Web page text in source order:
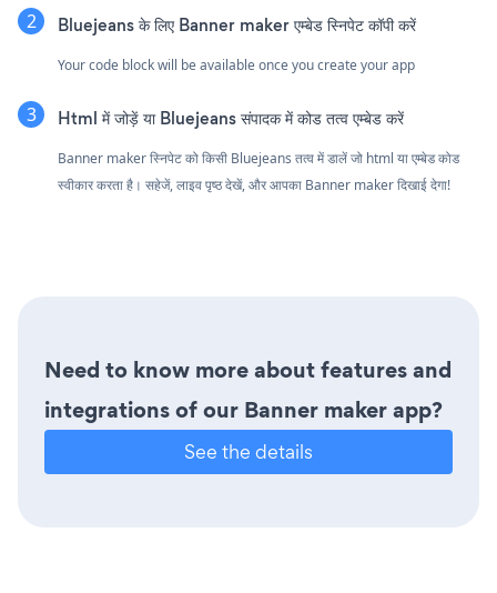
Bluejeans के लिए Banner maker एम्बेड स्निपेट कॉपी करें
Your code block will be available once you create your app
Html में जोड़ें या Bluejeans संपादक में कोड तत्व एम्बेड करें
Banner maker स्निपेट को किसी Bluejeans तत्व में डालें जो html या एम्बेड कोड
स्वीकार करता है। सहेजें, लाइव पृष्ठ देखें, और आपका Banner maker दिखाई देगा!
Need to know more about features and
integrations of our Banner maker app?
See the details